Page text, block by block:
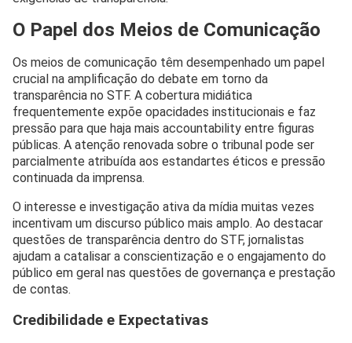
O Papel dos Meios de Comunicação
Os meios de comunicação têm desempenhado um papel
crucial na amplificação do debate em torno da
transparência no STF. A cobertura midiática
frequentemente expõe opacidades institucionais e faz
pressão para que haja mais accountability entre figuras
públicas. A atenção renovada sobre o tribunal pode ser
parcialmente atribuída aos estandartes éticos e pressão
continuada da imprensa.
O interesse e investigação ativa da mídia muitas vezes
incentivam um discurso público mais amplo. Ao destacar
questões de transparência dentro do STF, jornalistas
ajudam a catalisar a conscientização e o engajamento do
público em geral nas questões de governança e prestação
de contas.
Credibilidade e Expectativas